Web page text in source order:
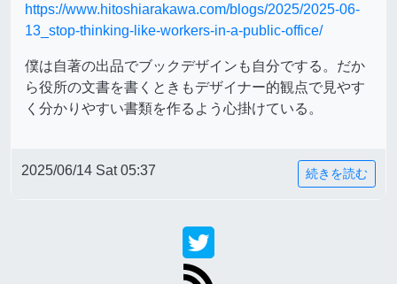
https://www.hitoshiarakawa.com/blogs/2025/2025-06-
13_stop-thinking-like-workers-in-a-public-office/
僕は自著の出品でブックデザインも自分でする。だか
ら役所の文書を書くときもデザイナー的観点で見やす
く分かりやすい書類を作るよう心掛けている。
2025/06/14 Sat 05:37 続きを読む